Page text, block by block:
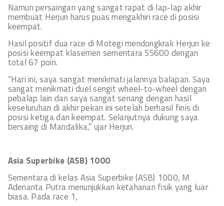
Namun persaingan yang sangat rapat di lap-lap akhir
membuat Herjun harus puas mengakhiri race di posisi
keempat.
Hasil positif dua race di Motegi mendongkrak Herjun ke
posisi keempat klasemen sementara SS600 dengan
total 67 poin.
“Hari ini, saya sangat menikmati jalannya balapan. Saya
sangat menikmati duel sengit wheel-to-wheel dengan
pebalap lain dan saya sangat senang dengan hasil
keseluruhan di akhir pekan ini setelah berhasil finis di
posisi ketiga dan keempat. Selanjutnya dukung saya
bersaing di Mandalika,” ujar Herjun.
Asia Superbike (ASB) 1000
Sementara di kelas Asia Superbike (ASB) 1000, M
Adenanta Putra menunjukkan ketahanan fisik yang luar
biasa. Pada race 1,